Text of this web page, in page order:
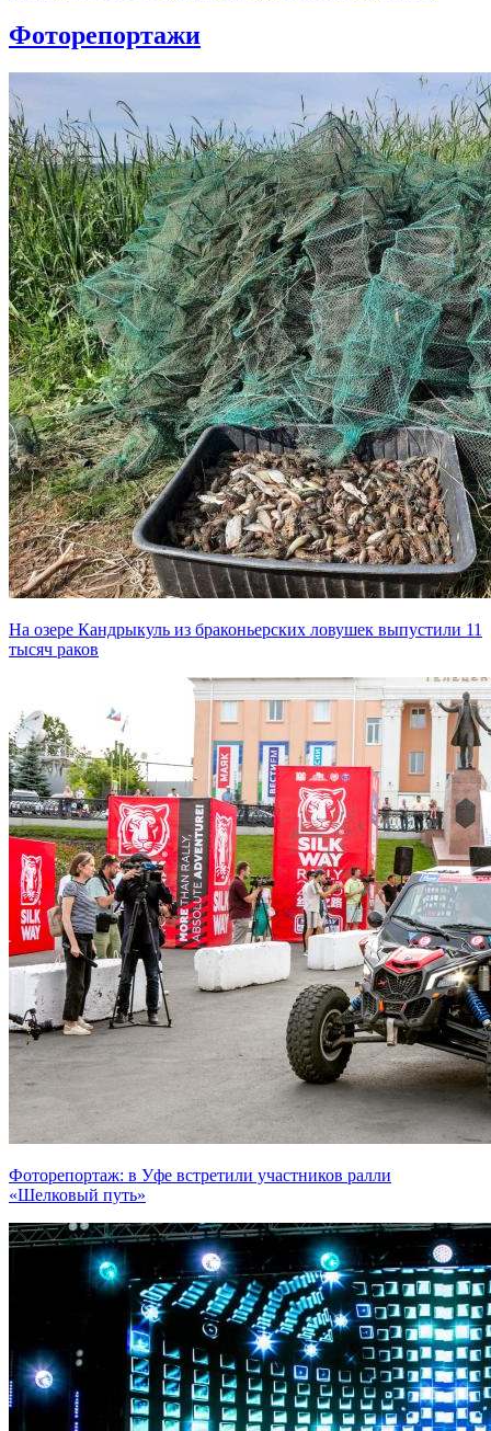
Фоторепортажи
На озере Кандрыкуль из браконьерских ловушек выпустили 11
тысяч раков
Фоторепортаж: в Уфе встретили участников ралли
«Шелковый путь»